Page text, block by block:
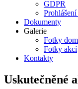
GDPR
Dokumenty
Galerie
Fotky
Fotky akcí
Kontakty
Uskutečněné